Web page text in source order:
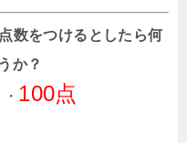
数をつけるとしたら何
か？
100点